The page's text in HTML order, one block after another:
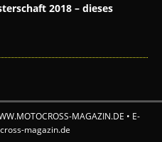
2018 – dieses
MAGAZIN.DE • E-
magazin.de